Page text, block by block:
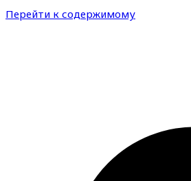
Перейти к содержимому